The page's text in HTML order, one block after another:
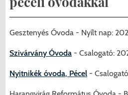
Központhoz való
korszerűsítése
Menzakártya/
Kedvezmények/
Nyomtatványok
Étkezési térítési
Gesztenyés Óvoda - Nyílt nap:
Szivárvány Óvoda - Csalogató:
Nyitnikék óvoda, Pécel -